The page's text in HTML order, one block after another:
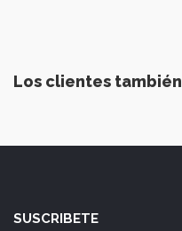
Los clientes
SUSCRIBETE